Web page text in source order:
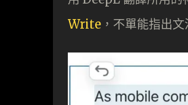
Write ，不單能指出